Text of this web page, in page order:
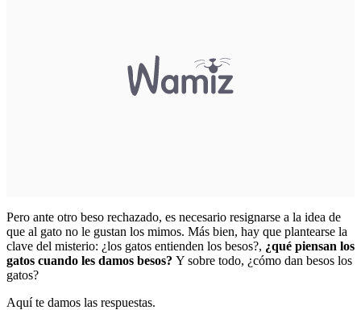
Pero ante otro beso rechazado, es necesario resignarse a la idea de
que al gato no le gustan los mimos. Más bien, hay que plantearse la
clave del misterio: ¿los gatos entienden los besos?, ¿qué piensan los
gatos cuando les damos besos? Y sobre todo, ¿cómo dan besos los
gatos?
Aquí te damos las respuestas.